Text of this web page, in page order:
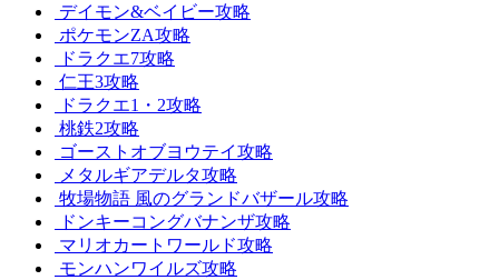
デイモン&ベイビー攻略
ポケモンZA攻略
ドラクエ7攻略
仁王3攻略
ドラクエ1・2攻略
桃鉄2攻略
ゴーストオブヨウテイ攻略
メタルギアデルタ攻略
牧場物語 風のグランドバザール攻略
ドンキーコングバナンザ攻略
マリオカートワールド攻略
モンハンワイルズ攻略